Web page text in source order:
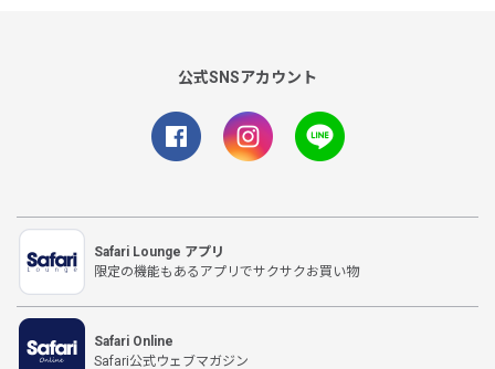
公式SNSアカウント
Safari Lounge アプリ
限定の機能もあるアプリでサクサクお買い物
Safari Online
Safari公式ウェブマガジン